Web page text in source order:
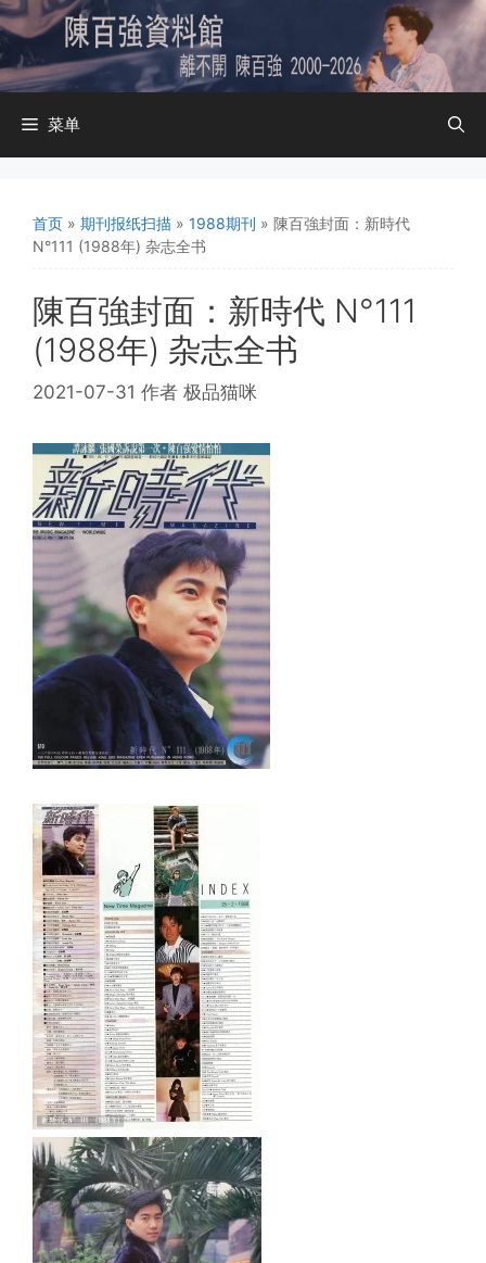
跳
至
内
容
菜单
首页 » 期刊报纸扫描 » 1988期刊 » 陳百強封面：新時代
N°111 (1988年) 杂志全书
陳百強封面：新時代 N°111
(1988年) 杂志全书
2021-07-31 作者 极品猫咪